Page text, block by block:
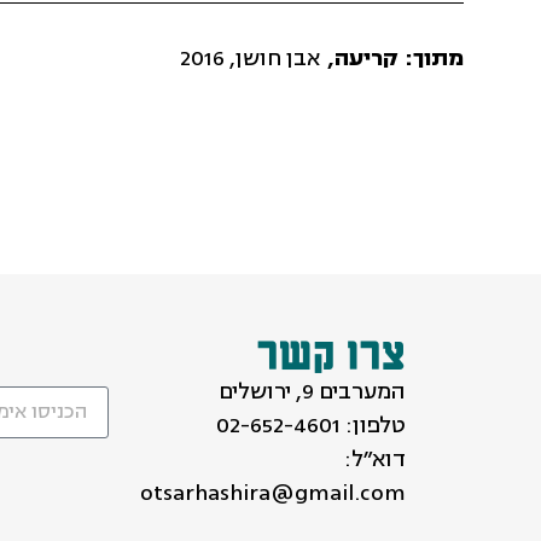
מתוך: קריעה, אבן חושן, 2016
צרו קשר
המערבים 9, ירושלים
טלפון: 02-652-4601
דוא״ל:
otsarhashira@gmail.com